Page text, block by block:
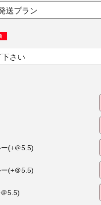
(+＠5.5)
(+＠5.5)
5.5)